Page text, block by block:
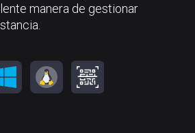
manera de gestionar